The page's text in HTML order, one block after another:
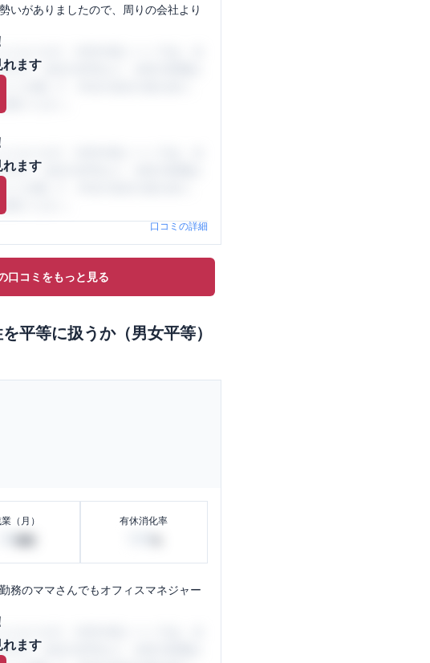
いがありましたので、周りの会社より
ます
なります。SHEHUB(シーハブ)は、女
すさ・会社の評判など、女性の転職は
ミを通して、本当の会社の姿を知り、
用ください。
ます
なります。SHEHUB(シーハブ)は、女
すさ・会社の評判など、女性の転職は
ミを通して、本当の会社の姿を知り、
用ください。
口コミの詳細
口コミをもっと見る
平等に扱うか（男女平等）
（月） 有休消化率
務のママさんでもオフィスマネジャー
ます
なります。SHEHUB(シーハブ)は、女
すさ・会社の評判など、女性の転職は